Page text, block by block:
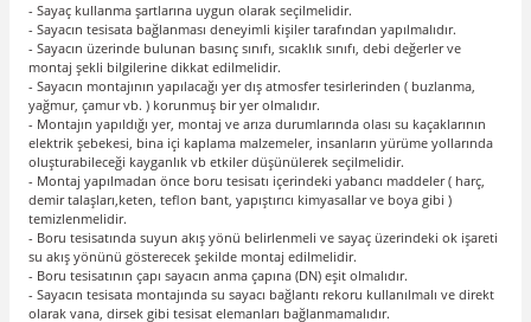
- Sayaç kullanma şartlarına uygun olarak seçilmelidir.
- Sayacın tesisata bağlanması deneyimli kişiler tarafından yapılmalıdır.
- Sayacın üzerinde bulunan basınç sınıfı, sıcaklık sınıfı, debi değerler ve
montaj şekli bilgilerine dikkat edilmelidir.
- Sayacın montajının yapılacağı yer dış atmosfer tesirlerinden ( buzlanma,
yağmur, çamur vb. ) korunmuş bir yer olmalıdır.
- Montajın yapıldığı yer, montaj ve arıza durumlarında olası su kaçaklarının
elektrik şebekesi, bina içi kaplama malzemeler, insanların yürüme yollarında
oluşturabileceği kayganlık vb etkiler düşünülerek seçilmelidir.
- Montaj yapılmadan önce boru tesisatı içerindeki yabancı maddeler ( harç,
demir talaşları,keten, teflon bant, yapıştırıcı kimyasallar ve boya gibi )
temizlenmelidir.
- Boru tesisatında suyun akış yönü belirlenmeli ve sayaç üzerindeki ok işareti
su akış yönünü gösterecek şekilde montaj edilmelidir.
- Boru tesisatının çapı sayacın anma çapına (DN) eşit olmalıdır.
- Sayacın tesisata montajında su sayacı bağlantı rekoru kullanılmalı ve direkt
olarak vana, dirsek gibi tesisat elemanları bağlanmamalıdır.